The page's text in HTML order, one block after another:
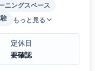
ニングスペース
もっと見る
定休日
要確認